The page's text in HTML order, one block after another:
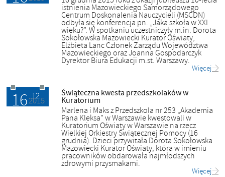
istnienia Mazowieckiego Samorządowego
Centrum Doskonalenia Nauczycieli (MSCDN)
odbyła się konferencja pn. „Jaka szkoła w XXI
wieku?”. W spotkaniu uczestniczyły m.in. Dorota
Sokołowska Mazowiecki Kurator Oświaty,
Elżbieta Lanc Członek Zarządu Województwa
Mazowieckiego oraz Joanna Gospodarczyk
Dyrektor Biura Edukacji m.st. Warszawy.
Więcej
Świąteczna kwesta przedszkolaków w
Kuratorium
Marlena i Maks z Przedszkola nr 253 „Akademia
Pana Kleksa” w Warszawie kwestowali w
Kuratorium Oświaty w Warszawie na rzecz
Wielkiej Orkiestry Świątecznej Pomocy (16
grudnia). Dzieci przywitała Dorota Sokołowska
Mazowiecki Kurator Oświaty, która w imieniu
pracowników obdarowała najmłodszych
zdrowymi przysmakami.
16.12.2015
16 12
2015
Więcej